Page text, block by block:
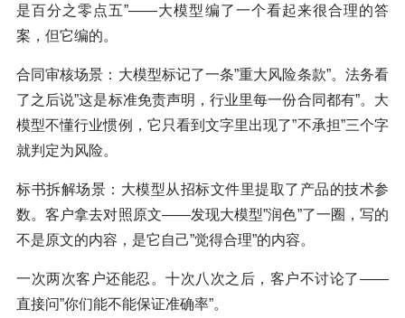
是百分之零点五”——大模型编了一个看起来很合理的答
案，但它编的。
合同审核场景：大模型标记了一条”重大风险条款”。法务看
了之后说”这是标准免责声明，行业里每一份合同都有”。大
模型不懂行业惯例，它只看到文字里出现了”不承担”三个字
就判定为风险。
标书拆解场景：大模型从招标文件里提取了产品的技术参
数。客户拿去对照原文——发现大模型”润色”了一圈，写的
不是原文的内容，是它自己”觉得合理”的内容。
一次两次客户还能忍。十次八次之后，客户不讨论了——
直接问”你们能不能保证准确率”。